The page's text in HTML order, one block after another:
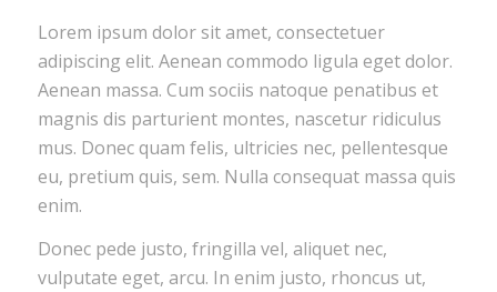
Lorem ipsum dolor sit amet, consectetuer
adipiscing elit. Aenean commodo ligula eget dolor.
Aenean massa. Cum sociis natoque penatibus et
magnis dis parturient montes, nascetur ridiculus
mus. Donec quam felis, ultricies nec, pellentesque
eu, pretium quis, sem. Nulla consequat massa quis
enim.
Donec pede justo, fringilla vel, aliquet nec,
vulputate eget, arcu. In enim justo, rhoncus ut,